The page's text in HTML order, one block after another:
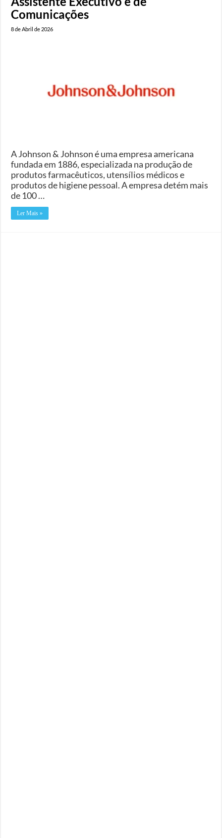
Comunicações
8 de Abril de 2026
A Johnson & Johnson é uma empresa americana
fundada em 1886, especializada na produção de
produtos farmacêuticos, utensílios médicos e
produtos de higiene pessoal. A empresa detém mais
de 100 …
Ler Mais »